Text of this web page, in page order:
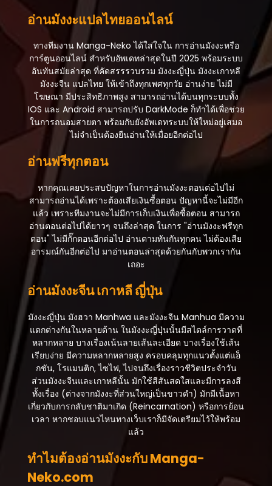
อ่านมังงะแปลไทยออนไลน์
ทางทีมงาน Manga-Neko ได้ใส่ใจใน การอ่านมังงะหรือ
การ์ตูนออนไลน์ สำหรับอัพเดทล่าสุดในปี 2025 พร้อมระบบ
อันทันสมัยล่าสุด ที่คัดสรรรวบรวม มังงะญี่ปุ่น มังงะเกาหลี
มังงะจีน แปลไทย ให้เข้าถึงทุกเพศทุกวัย อ่านง่าย ไม่มี
โฆษณา มีประสิทธิภาพสูง สามารถอ่านได้บนทุกระบบทั้ง
IOS และ Android สามารถปรับ DarkMode ก็ทำได้เพื่อช่วย
ในการถนอมสายตา พร้อมกับยังอัพเดทระบบให้ใหม่อยู่เสมอ
ไม่จำเป็นต้องยืนอ่านให้เมื่อยอีกต่อไป
อ่านฟรีทุกตอน
หากคุณเคยประสบปัญหาในการอ่านมังงะตอนต่อไปไม่
สามารถอ่านได้เพราะต้องเสียเงินซื้อตอน ปัญหานี้จะไม่มีอีก
แล้ว เพราะทีมงานจะไม่มีการเก็บเงินเพื่อซื้อตอน สามารถ
อ่านตอนต่อไปได้ยาวๆ จนถึงล่าสุด ในการ "อ่านมังงะฟรีทุก
ตอน" ไม่มีกั๊กตอนอีกต่อไป อ่านตามทันกันทุกคน ไม่ต้องเสีย
อารมณ์กันอีกต่อไป มาอ่านตอนล่าสุดด้วยกันกับพวกเรากัน
เถอะ
อ่านมังงะจีน เกาหลี ญี่ปุ่น
มังงะญี่ปุ่น มังฮวา Manhwa และมังงะจีน Manhua มีความ
แตกต่างกันในหลายด้าน ในมังงะญี่ปุ่นนั้นมีสไตล์การวาดที่
หลากหลาย บางเรื่องเน้นลายเส้นละเอียด บางเรื่องใช้เส้น
เรียบง่าย มีความหลากหลายสูง ครอบคลุมทุกแนวตั้งแต่แอ็
กชัน, โรแมนติก, ไซไฟ, ไปจนถึงเรื่องราวชีวิตประจำวัน
ส่วนมังงะจีนและเกาหลีนั้น มักใช้สีสันสดใสและมีการลงสี
ทั้งเรื่อง (ต่างจากมังงะที่ส่วนใหญ่เป็นขาวดำ) มักมีเนื้อหา
เกี่ยวกับการกลับชาติมาเกิด (Reincarnation) หรือการย้อน
เวลา หากชอบแนวไหนทางเว็บเราก็มีจัดเตรียมไว้ให้พร้อม
แล้ว
ทำไมต้องอ่านมังงะกับ Manga-
Neko.com